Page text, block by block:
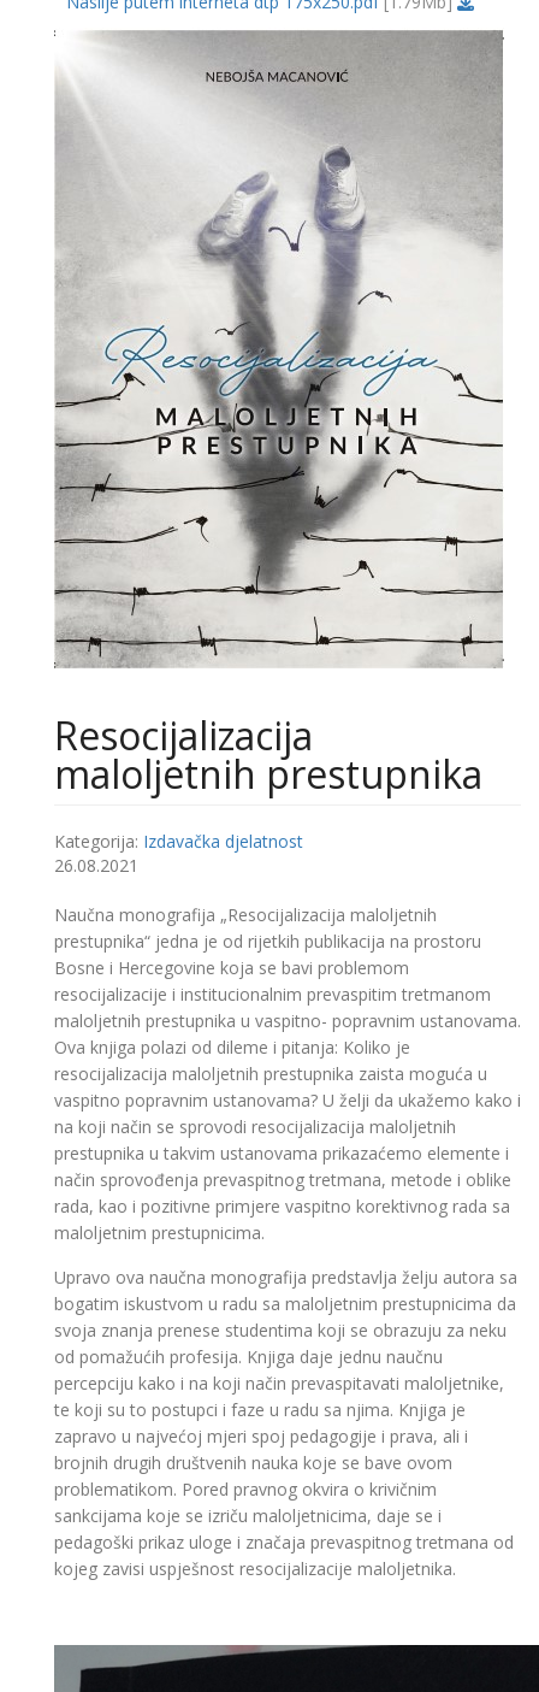
Resocijalizacija
maloljetnih prestupnika
Kategorija: Izdavačka djelatnost
26.08.2021
Naučna monografija „Resocijalizacija maloljetnih
prestupnika“ jedna je od rijetkih publikacija na prostoru
Bosne i Hercegovine koja se bavi problemom
resocijalizacije i institucionalnim prevaspitim tretmanom
maloljetnih prestupnika u vaspitno- popravnim ustanovama.
Ova knjiga polazi od dileme i pitanja: Koliko je
resocijalizacija maloljetnih prestupnika zaista moguća u
vaspitno popravnim ustanovama? U želji da ukažemo kako i
na koji način se sprovodi resocijalizacija maloljetnih
prestupnika u takvim ustanovama prikazaćemo elemente i
način sprovođenja prevaspitnog tretmana, metode i oblike
rada, kao i pozitivne primjere vaspitno korektivnog rada sa
maloljetnim prestupnicima.
Upravo ova naučna monografija predstavlja želju autora sa
bogatim iskustvom u radu sa maloljetnim prestupnicima da
svoja znanja prenese studentima koji se obrazuju za neku
od pomažućih profesija. Knjiga daje jednu naučnu
percepciju kako i na koji način prevaspitavati maloljetnike,
te koji su to postupci i faze u radu sa njima. Knjiga je
zapravo u najvećoj mjeri spoj pedagogije i prava, ali i
brojnih drugih društvenih nauka koje se bave ovom
problematikom. Pored pravnog okvira o krivičnim
sankcijama koje se izriču maloljetnicima, daje se i
pedagoški prikaz uloge i značaja prevaspitnog tretmana od
kojeg zavisi uspješnost resocijalizacije maloljetnika.